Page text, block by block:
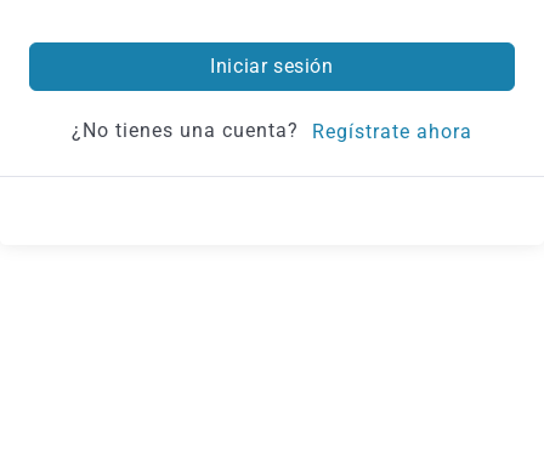
Iniciar sesión
¿No tienes una cuenta? Regístrate ahora